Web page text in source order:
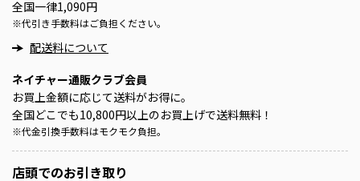
全国一律1,090円
※代引き手数料はご負担ください。
配送料について
ネイチャー通販クラブ会員
お買上金額に応じて送料がお得に。
全国どこでも10,800円以上のお買上げで送料無料！
※代金引換手数料はモクモク負担。
店頭でのお引き取り